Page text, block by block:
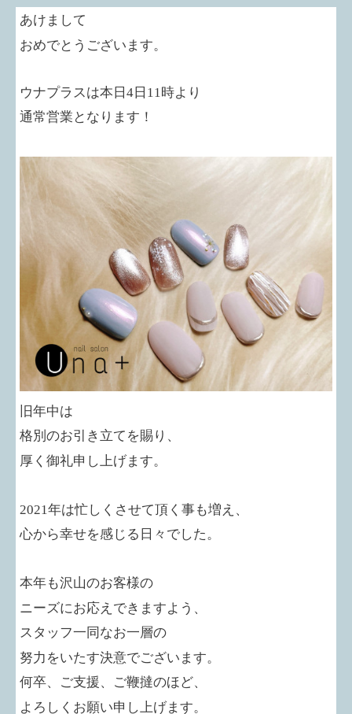
あけまして
おめでとうございます。
ウナプラスは本日 4 日 11 時より
通常営業となります！
旧年中は
格別のお引き立てを賜り、
厚く御礼申し上げます。
2021年は忙しくさせて頂く事も増え、
心から幸せを感じる日々でした。
本年も沢山のお客様の
ニーズにお応えできますよう、
スタッフ一同なお一層の
努力をいたす決意でございます。
何卒、ご支援、ご鞭撻のほど、
よろしくお願い申し上げます。